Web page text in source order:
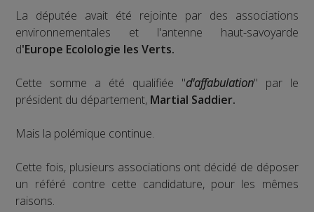
La députée avait été rejointe par des associations
environnementales et l'antenne haut-savoyarde
d'Europe Ecolologie les Verts.
Cette somme a été qualifiée "d'affabulation" par le
président du département, Martial Saddier.
Mais la polémique continue.
Cette fois, plusieurs associations ont décidé de déposer
un référé contre cette candidature, pour les mêmes
raisons.